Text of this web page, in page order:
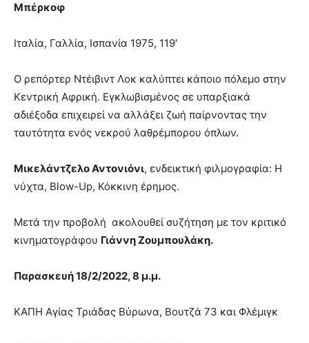
pain.
Μπέρκοφ
Ιταλία, Γαλλία, Ισπανία 1975, 119′
Ο ρεπόρτερ Ντέιβιντ Λοκ καλύπτει κάποιο πόλεμο στην
Κεντρική Αφρική. Εγκλωβισμένος σε υπαρξιακά
αδιέξοδα επιχειρεί να αλλάξει ζωή παίρνοντας την
ταυτότητα ενός νεκρού λαθρέμπορου όπλων.
Μικελάντζελο Αντονιόνι, ενδεικτική φιλμογραφία: Η
νύχτα, Blow-Up, Κόκκινη έρημος.
Μετά την προβολή ακολουθεί συζήτηση με τον κριτικό
κινηματογράφου Γιάννη Ζουμπουλάκη.
Παρασκευή 18/2/2022, 8 μ.μ.
ΚΑΠΗ Αγίας Τριάδας Βύρωνα, Βουτζά 73 και Φλέμιγκ